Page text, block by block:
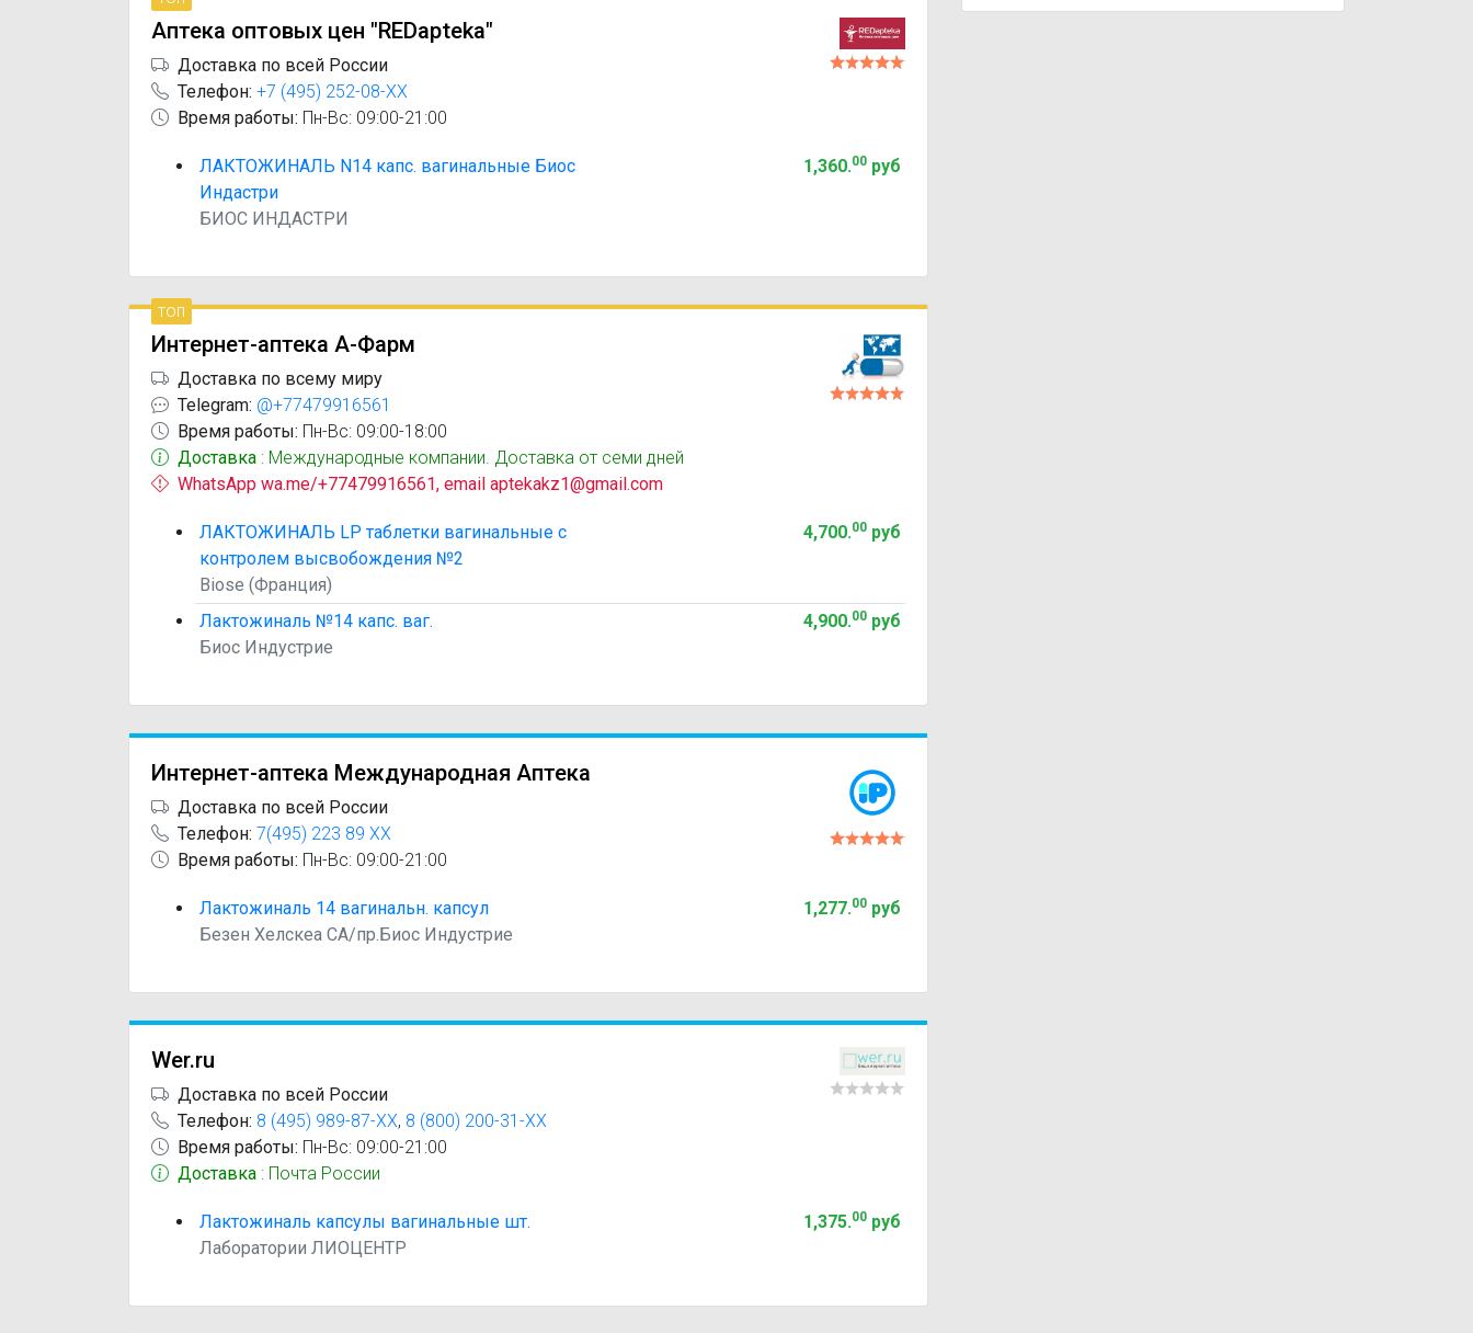
Аптека оптовых цен "REDapteka"
Доставка по всей России
Телефон: +7 (495) 252-08-XX
Время работы: Пн-Вс: 09:00-21:00
ЛАКТОЖИНАЛЬ N14 капс. вагинальные Биос
Индастри
БИОС ИНДАСТРИ
1,360.00руб
топ
Интернет-аптека А-Фарм
Доставка по всему миру
Telegram: @+77479916561
Время работы: Пн-Вс: 09:00-18:00
Доставка : Международные компании. Доставка от семи дней
WhatsApp wa.me/+77479916561, email aptekakz1@gmail.com
ЛАКТОЖИНАЛЬ LP таблетки вагинальные с
контролем высвобождения №2
Biose (Франция)
4,700.00руб
Лактожиналь №14 капс. ваг.
Биос Индустрие
4,900.00руб
Интернет-аптека Международная Аптека
Доставка по всей России
Телефон: 7(495) 223 89 XX
Время работы: Пн-Вс: 09:00-21:00
Лактожиналь 14 вагинальн. капсул
Безен Хелскеа СА/пр.Биос Индустрие
1,277.00руб
Wer.ru
Доставка по всей России
Телефон: 8 (495) 989-87-XX, 8 (800) 200-31-XX
Время работы: Пн-Вс: 09:00-21:00
Доставка : Почта России
Лактожиналь капсулы вагинальные шт.
Лаборатории ЛИОЦЕНТР
1,375.00руб